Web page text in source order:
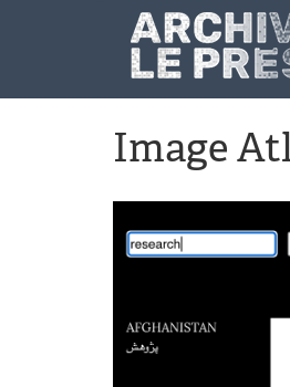
Aller au contenu principal
Image